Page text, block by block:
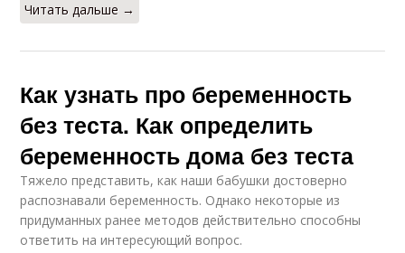
Читать дальше →
Как узнать про беременность
без теста. Как определить
беременность дома без теста
Тяжело представить, как наши бабушки достоверно
распознавали беременность. Однако некоторые из
придуманных ранее методов действительно способны
ответить на интересующий вопрос.